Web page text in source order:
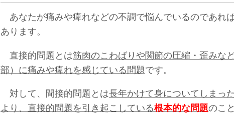
あなたが痛みや痺れなどの不調で悩んでいるのであれ
あります。
直接的問題とは筋肉のこわばりや関節の圧縮・歪みな
部）に痛みや痺れを感じている問題です。
対して、間接的問題とは長年かけて身についてしまった
より、直接的問題を引き起こしている根本的な問題のこ